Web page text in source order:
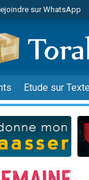
sur WhatsApp
un don pour 5 jours
un don pour Diane,
une bénédiction
sur WhatsApp
un don pour Sauvez
en groupe sur Zoom
Torah-Box Music
Etude sur